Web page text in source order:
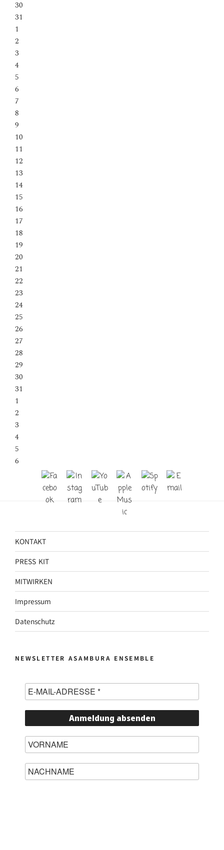
30
31
1
2
3
4
5
6
7
8
9
10
11
12
13
14
15
16
17
18
19
20
21
22
23
24
25
26
27
28
29
30
31
1
2
3
4
5
6
KONTAKT
PRESS KIT
MITWIRKEN
Impressum
Datenschutz
NEWSLETTER ASAMBURA ENSEMBLE